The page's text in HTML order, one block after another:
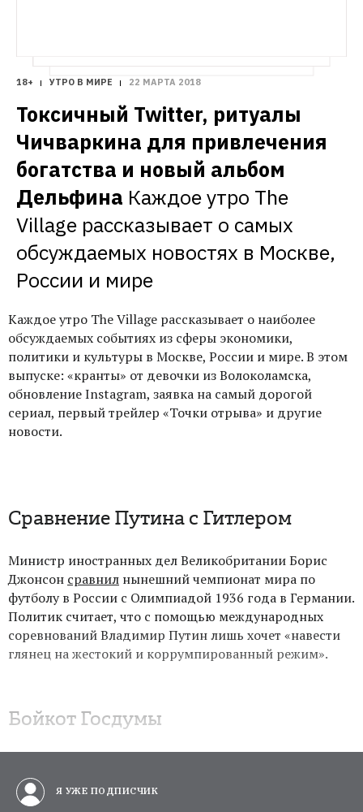
18+ УТРО В МИРЕ 22 МАРТА 2018
Токсичный Twitter, ритуалы
Чичваркина для привлечения
богатства и новый альбом
Дельфина Каждое утро The
Village рассказывает о самых
обсуждаемых новостях в Москве,
России и мире
Каждое утро The Village рассказывает о наиболее
обсуждаемых событиях из сферы экономики,
политики и культуры в Москве, России и мире. В этом
выпуске: «кранты» от девочки из Волоколамска,
обновление Instagram, заявка на самый дорогой
сериал, первый трейлер «Точки отрыва» и другие
новости.
Сравнение Путина с Гитлером
Министр иностранных дел Великобритании Борис
Джонсон сравнил нынешний чемпионат мира по
футболу в России с Олимпиадой 1936 года в Германии.
Политик считает, что с помощью международных
соревнований Владимир Путин лишь хочет «навести
глянец на жестокий и коррумпированный режим».
Бойкот Госдумы
Я УЖЕ ПОДПИСЧИК